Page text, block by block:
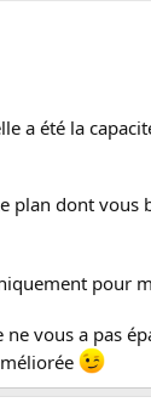
a été la
dont vous
vous a pas